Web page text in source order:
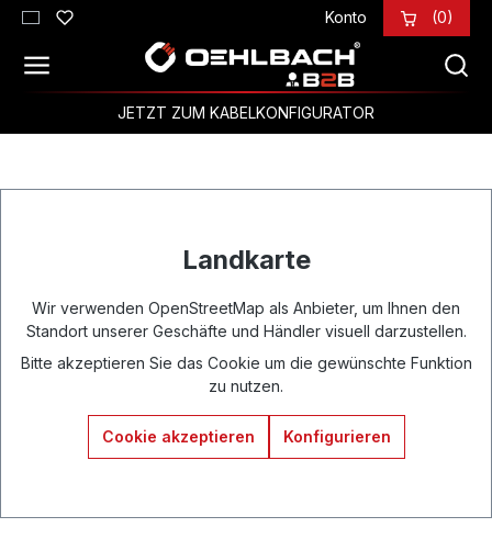
Zum Hauptinhalt springen Konto (0)
JETZT ZUM KABELKONFIGURATOR
Landkarte
Wir verwenden OpenStreetMap als Anbieter, um Ihnen den
Standort unserer Geschäfte und Händler visuell darzustellen.
Bitte akzeptieren Sie das Cookie um die gewünschte Funktion
zu nutzen.
Cookie akzeptieren Konfigurieren